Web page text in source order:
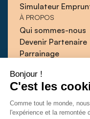
Bonjour !
C'est les
Comme tout le monde,
l'expérience et la remontée
Simulateur
À PROPOS
Qui sommes-nous
Devenir Partenaire
Parrainage
Guides
Presse
Contact